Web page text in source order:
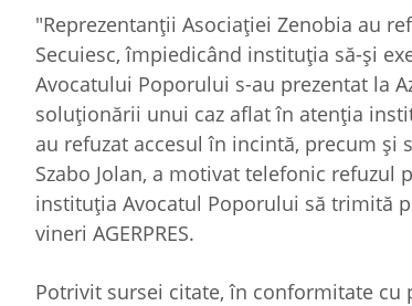
"Reprezentanţii Asociaţiei Zenobia au
Secuiesc, împiedicând instituţia să-şi
Avocatului Poporului s-au prezentat la
soluţionării unui caz aflat în atenţia
au refuzat accesul în incintă, precum şi
Szabo Jolan, a motivat telefonic
instituţia Avocatul Poporului să trimită
vineri AGERPRES.
Potrivit sursei citate, în conformitate cu